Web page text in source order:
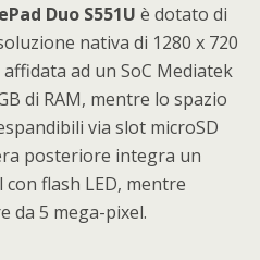
Duo S551U è dotato di
nativa di 1280 x 720
ad un SoC Mediatek
di RAM, mentre lo spazio
via slot microSD
posteriore integra un
flash LED, mentre
da 5 mega-pixel.